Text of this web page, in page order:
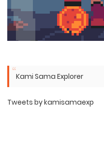
Kami Sama Explorer
Tweets by kamisamaexp